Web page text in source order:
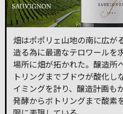
畑はポポリェ山地の南に広が
造る為に最適なテロワールを
場所に畑が拓かれた。醸造所
トリングまでブドウが酸化し
イミングを計り、醸造計画も
発酵からボトリングまで酸素